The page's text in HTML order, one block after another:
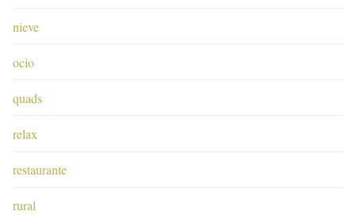
nieve
ocio
quads
relax
restaurante
rural